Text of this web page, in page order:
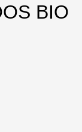
BIO